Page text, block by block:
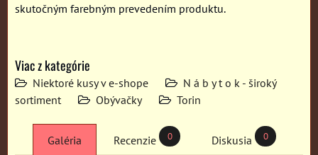
skutočným farebným prevedením produktu.
Viac z kategórie
Niektoré kusy v e-shope
N á b y t o k - široký
sortiment
Obývačky Torin
Galéria Recenzie 0 Diskusia 0